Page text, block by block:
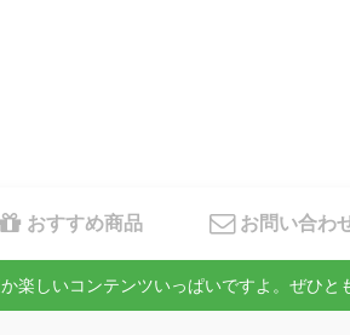
おすすめ商品 お問い合わ
しいコンテンツいっぱいですよ。ぜひと